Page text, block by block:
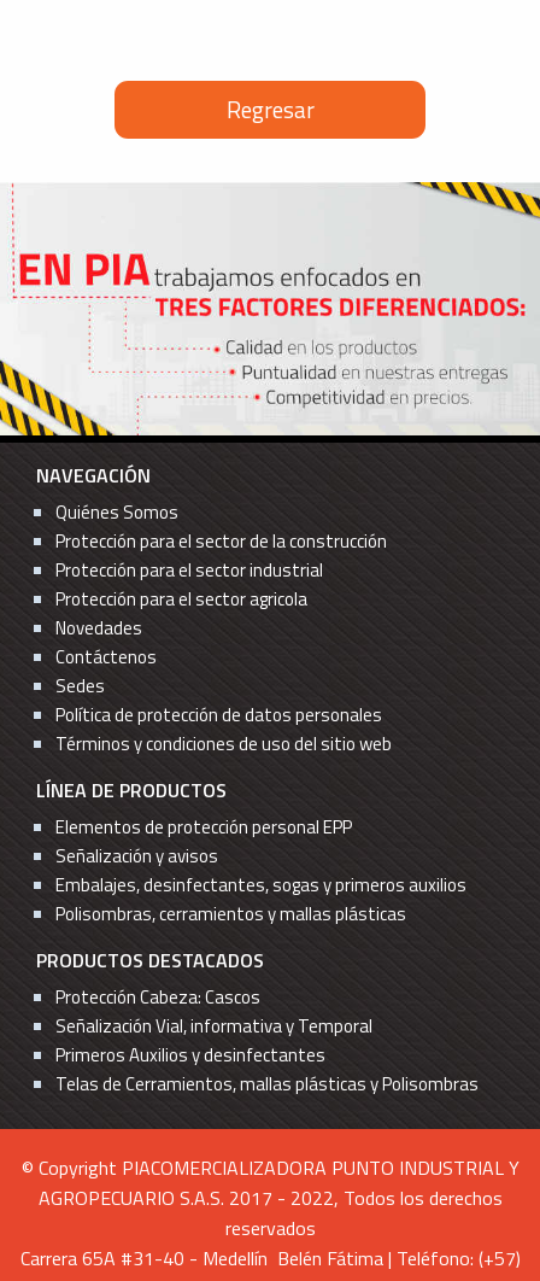
Regresar
NAVEGACIÓN
Quiénes Somos
Protección para el sector de la construcción
Protección para el sector industrial
Protección para el sector agricola
Novedades
Contáctenos
Sedes
Política de protección de datos personales
Términos y condiciones de uso del sitio web
LÍNEA DE PRODUCTOS
Elementos de protección personal EPP
Señalización y avisos
Embalajes, desinfectantes, sogas y primeros auxilios
Polisombras, cerramientos y mallas plásticas
PRODUCTOS DESTACADOS
Protección Cabeza: Cascos
Señalización Vial, informativa y Temporal
Primeros Auxilios y desinfectantes
Telas de Cerramientos, mallas plásticas y Polisombras
© Copyright PIACOMERCIALIZADORA PUNTO INDUSTRIAL Y
AGROPECUARIO S.A.S. 2017 - 2022, Todos los derechos
reservados
Carrera 65A #31-40 - Medellín Belén Fátima | Teléfono: (+57)